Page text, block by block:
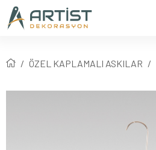
ÖZEL KAPLAMALI ASKILAR